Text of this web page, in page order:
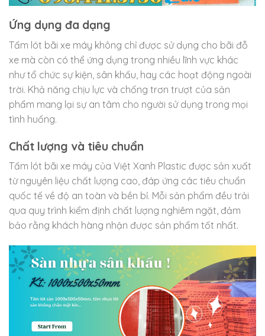
Ứng dụng đa dạng
Tấm lót bãi xe máy không chỉ được sử dụng cho bãi đỗ
xe mà còn có thể ứng dụng trong nhiều lĩnh vực khác
như tổ chức sự kiện, sân khấu, hay các hoạt động ngoài
trời. Khả năng chịu lực và chống trơn trượt của sản
phẩm mang lại sự an tâm cho người sử dụng trong mọi
tình huống.
Chất lượng và tiêu chuẩn
Tấm lót bãi xe máy của Việt Xanh Plastic được sản xuất
từ nguyên liệu chất lượng cao, đáp ứng các tiêu chuẩn
quốc tế về độ an toàn và bền bỉ. Mỗi sản phẩm đều trải
qua quy trình kiểm định chất lượng nghiêm ngặt, đảm
bảo rằng khách hàng nhận được sản phẩm tốt nhất.